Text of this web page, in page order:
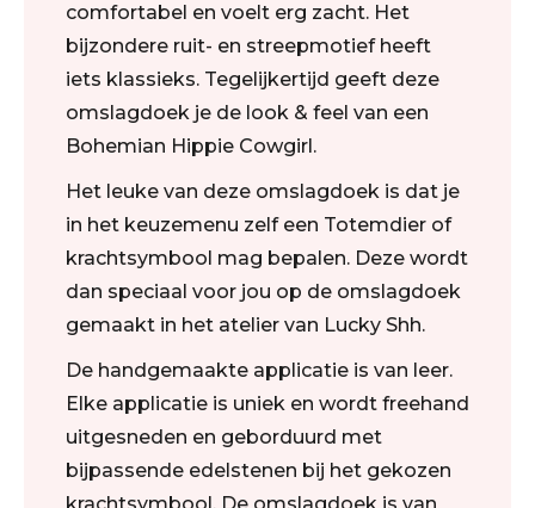
comfortabel en voelt erg zacht. Het
bijzondere ruit- en streepmotief heeft
iets klassieks. Tegelijkertijd geeft deze
omslagdoek je de look & feel van een
Bohemian Hippie Cowgirl.
Het leuke van deze omslagdoek is dat je
in het keuzemenu zelf een Totemdier of
krachtsymbool mag bepalen. Deze wordt
dan speciaal voor jou op de omslagdoek
gemaakt in het atelier van Lucky Shh.
De handgemaakte applicatie is van leer.
Elke applicatie is uniek en wordt freehand
uitgesneden en geborduurd met
bijpassende edelstenen bij het gekozen